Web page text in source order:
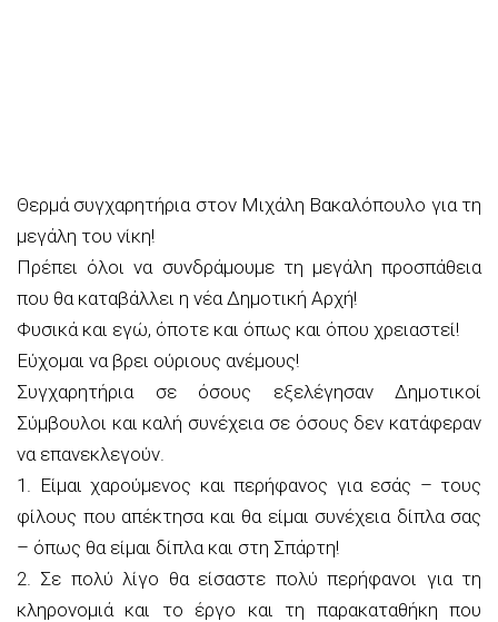
Θερμά συγχαρητήρια στον Μιχάλη Βακαλόπουλο για τη
μεγάλη του νίκη!
Πρέπει όλοι να συνδράμουμε τη μεγάλη προσπάθεια
που θα καταβάλλει η νέα Δημοτική Αρχή!
Φυσικά και εγώ, όποτε και όπως και όπου χρειαστεί!
Εύχομαι να βρει ούριους ανέμους!
Συγχαρητήρια σε όσους εξελέγησαν Δημοτικοί
Σύμβουλοι και καλή συνέχεια σε όσους δεν κατάφεραν
να επανεκλεγούν.
1. Είμαι χαρούμενος και περήφανος για εσάς – τους
φίλους που απέκτησα και θα είμαι συνέχεια δίπλα σας
– όπως θα είμαι δίπλα και στη Σπάρτη!
2. Σε πολύ λίγο θα είσαστε πολύ περήφανοι για τη
κληρονομιά και το έργο και τη παρακαταθήκη που